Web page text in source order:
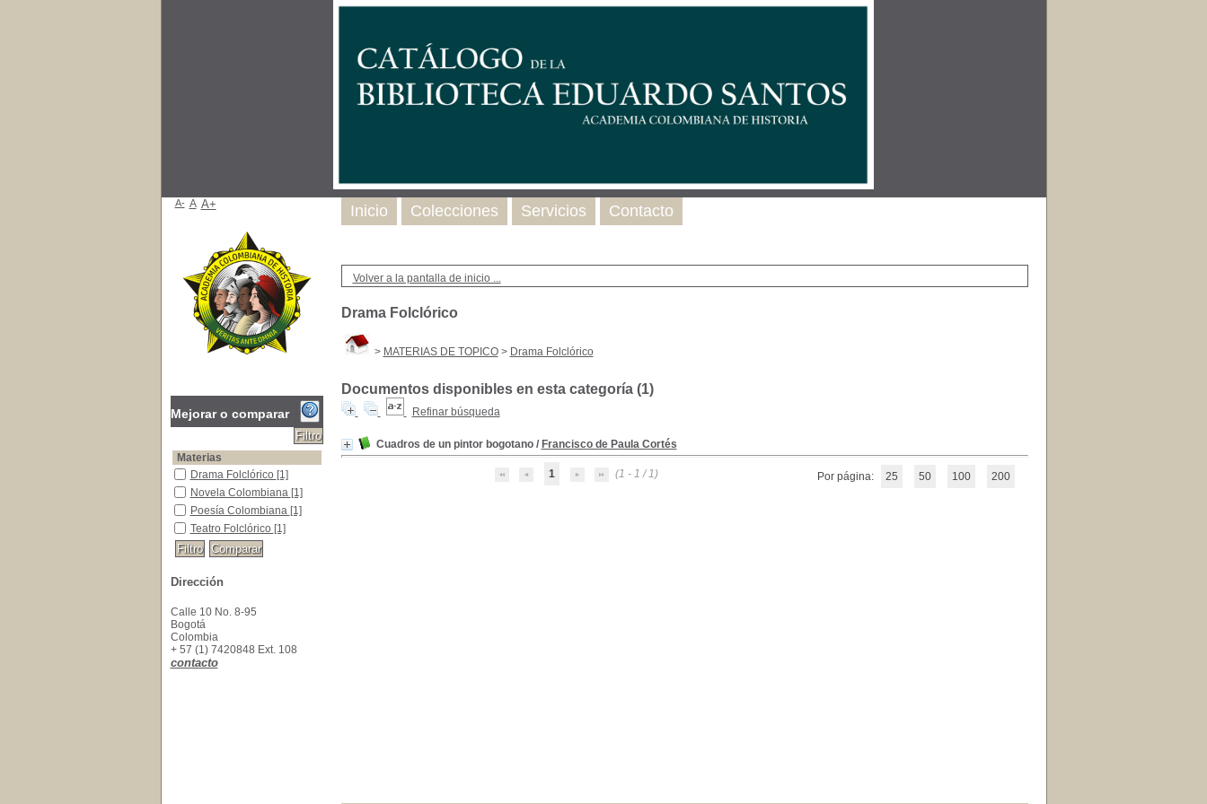
Volver a la pantalla de inicio ...
Drama Folclórico
> MATERIAS DE TOPICO> Drama Folclórico
Documentos disponibles en esta categoría (1)
Refinar búsqueda
Cuadros de un pintor bogotano/ Francisco de Paula Cortés
1 (1 - 1 / 1) Por página: 25 50 100 200
Inicio Colecciones Servicios Contacto
A- A A+
Mejorar o comparar
Materias
Drama Folclórico
Drama Folclórico [1]
Novela Colombiana
Novela Colombiana [1]
Poesía Colombiana
Poesía Colombiana [1]
Teatro Folclórico
Teatro Folclórico [1]
Dirección
Calle 10 No. 8-95
Bogotá
Colombia
+ 57 (1) 7420848 Ext. 108
contacto